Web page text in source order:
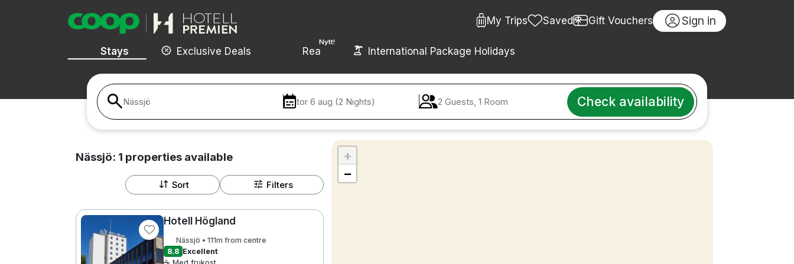
My Trips Saved Gift Vouchers Sign in
Stays Exclusive Deals
Nytt!
Rea International Package Holidays
Nässjö tor 6 aug (2 Nights) 2 Guests, 1 Room Check availability
+
−
Nässjö: 1 propertiesavailable
Sort Filters
Hotell Högland
Nässjö • 111m from centre
8.8 Excellent